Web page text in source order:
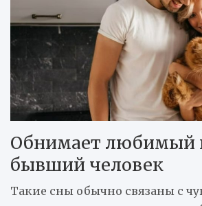
Обнимает любимый
бывший человек
Такие сны обычно связаны с